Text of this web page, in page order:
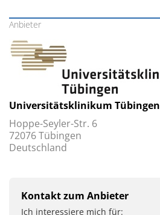
Anbieter
Universitätsklinikum Tübingen
Hoppe-Seyler-Str. 6
72076 Tübingen
Deutschland
Kontakt zum Anbieter
Ich interessiere mich für: